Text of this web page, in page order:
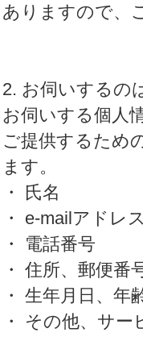
ありますので、
2. お伺いするの
お伺いする個人
ご提供するため
ます。
・ 氏名
・ e-mailアドレ
・ 電話番号
・ 住所、郵便番
・ 生年月日、年
・ その他、サ